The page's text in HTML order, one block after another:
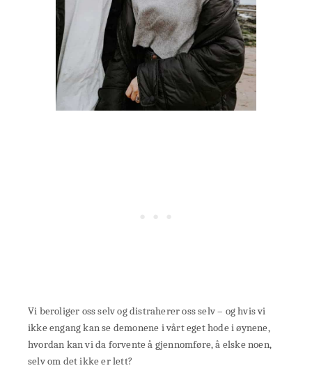
Vi beroliger oss selv og distraherer oss selv – og hvis vi
ikke engang kan se demonene i vårt eget hode i øynene,
hvordan kan vi da forvente å gjennomføre, å elske noen,
selv om det ikke er lett?